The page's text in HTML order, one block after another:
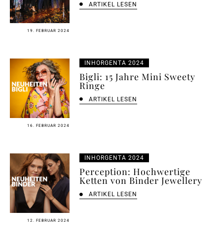
19. FEBRUAR 2024
ARTIKEL LESEN
16. FEBRUAR 2024
INHORGENTA 2024
Bigli: 15 Jahre Mini Sweety
Ringe
ARTIKEL LESEN
12. FEBRUAR 2024
INHORGENTA 2024
Perception: Hochwertige
Ketten von Binder Jewellery
ARTIKEL LESEN